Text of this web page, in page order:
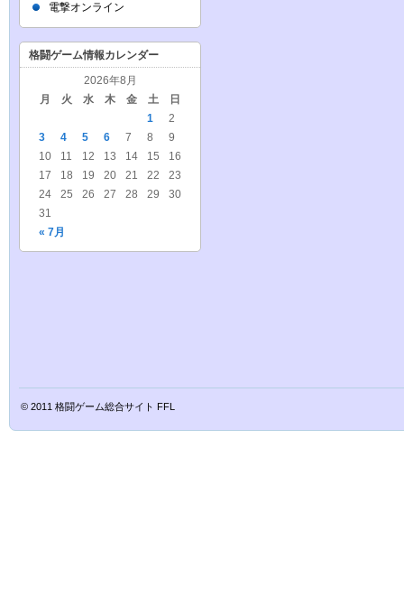
電撃オンライン
格闘ゲーム情報カレンダー
2026年8月
月
火 水 木 金 土 日
« 7月
1
2
3
4 5 6 7 8
9
10
11 12 13 14 15
16
17
18 19 20 21 22
23
24
25 26 27 28 29
30
31
© 2011 格闘ゲーム総合サイト FFL